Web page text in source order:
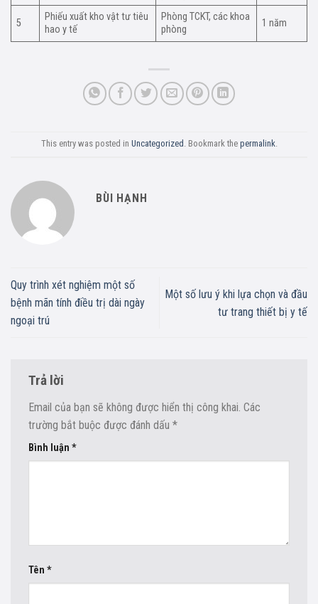
5
Phiếu xuất kho vật tư tiêu
hao y tế
Phòng TCKT, các khoa
phòng
1 năm
This entry was posted in Uncategorized . Bookmark the permalink.
BÙI HẠNH
Quy trình xét nghiệm một số
bệnh mãn tính điều trị dài ngày
ngoại trú
Một số lưu ý khi lựa chọn và đầu
tư trang thiết bị y tế
Trả lời
Email của bạn sẽ không được hiển thị công khai. Các
trường bắt buộc được đánh dấu *
Bình luận *
Tên *